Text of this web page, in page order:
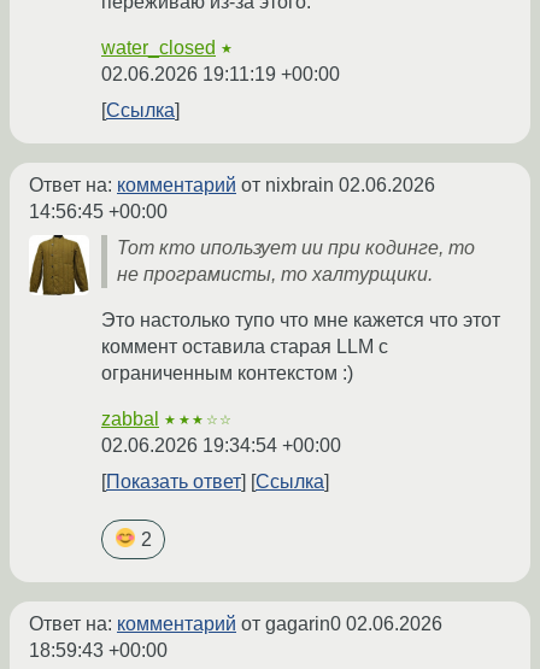
water_closed ★
02.06.2026 19:11:19 +00:00
Ссылка
Ответ на: комментарий от nixbrain 02.06.2026
14:56:45 +00:00
Тот кто ипользует ии при кодинге, то
не програмисты, то халтурщики.
Это настолько тупо что мне кажется что этот
коммент оставила старая LLM с
ограниченным контекстом :)
zabbal ★★★☆☆
02.06.2026 19:34:54 +00:00
Показать ответ
Ссылка
2
Ответ на: комментарий от gagarin0 02.06.2026
18:59:43 +00:00